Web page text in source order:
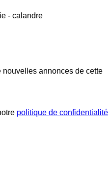
- calandre
annonces de cette
politique de confidentialité